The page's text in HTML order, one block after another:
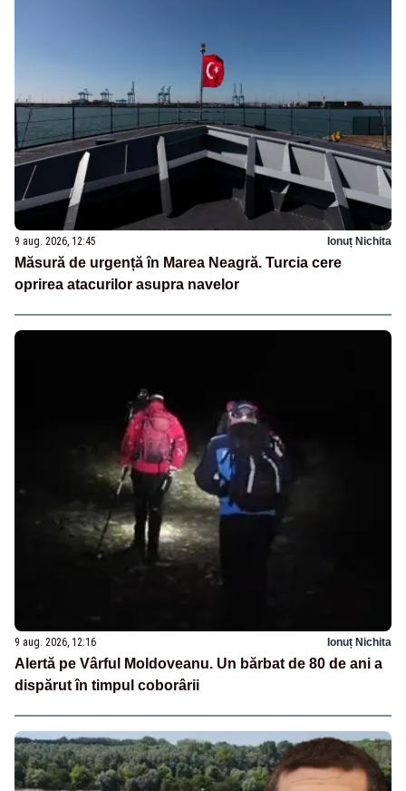
9 aug. 2026, 12:45 Ionuț Nichita
Măsură de urgență în Marea Neagră. Turcia cere
oprirea atacurilor asupra navelor
9 aug. 2026, 12:16 Ionuț Nichita
Alertă pe Vârful Moldoveanu. Un bărbat de 80 de ani a
dispărut în timpul coborârii